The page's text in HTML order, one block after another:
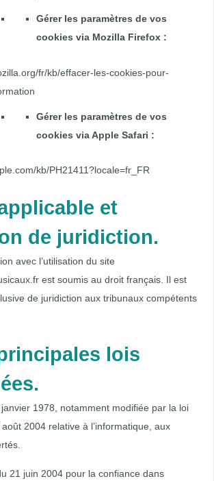
Gérer les paramètres de vos
cookies via Mozilla Firefox :
fr/kb/effacer-les-cookies-pour-
Gérer les paramètres de vos
cookies via Apple Safari :
kb/PH21411?locale=fr_FR
et
de juridiction.
avec l’utilisation du site
est soumis au droit français. Il est
de juridiction aux tribunaux compétents
lois
1978, notamment modifiée par la loi
2004 relative à l’informatique, aux
21 juin 2004 pour la confiance dans